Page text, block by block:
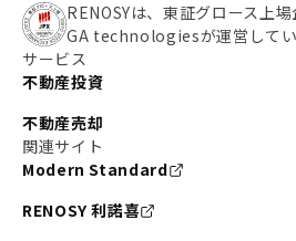
RENOSYは、東証グロース上
GA technologiesが運営してい
サービス
不動産投資
不動産売却
関連サイト
Modern Standard
RENOSY 利諾喜